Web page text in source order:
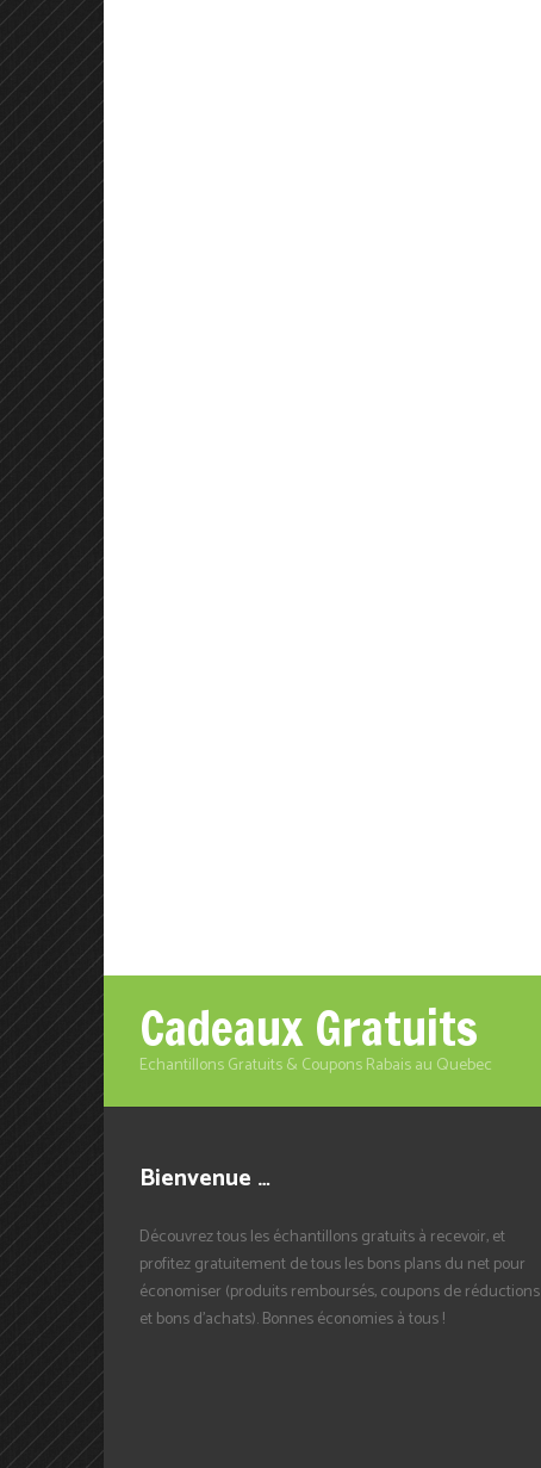
Cadeaux Gratuits
Echantillons Gratuits & Coupons Rabais au Quebec
Bienvenue …
Découvrez tous les échantillons gratuits à recevoir, et
profitez gratuitement de tous les bons plans du net pour
économiser (produits remboursés, coupons de réductions
et bons d'achats). Bonnes économies à tous !